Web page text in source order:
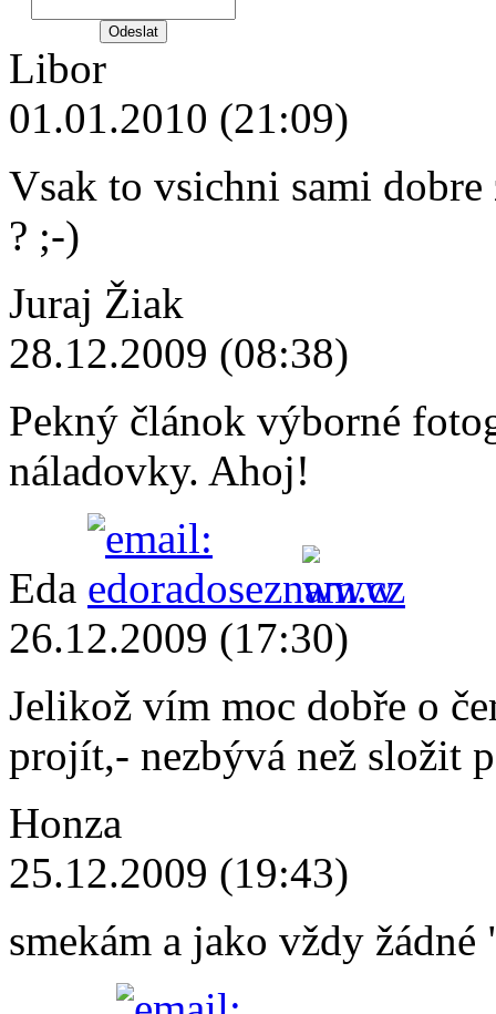
Libor
01.01.2010 (21:09)
Vsak to vsichni sami
? ;-)
Juraj Žiak
28.12.2009 (08:38)
Pekný článok výborné
náladovky. Ahoj!
Eda
26.12.2009 (17:30)
Jelikož vím moc dobře o
projít,- nezbývá než složit
Honza
25.12.2009 (19:43)
smekám a jako vždy